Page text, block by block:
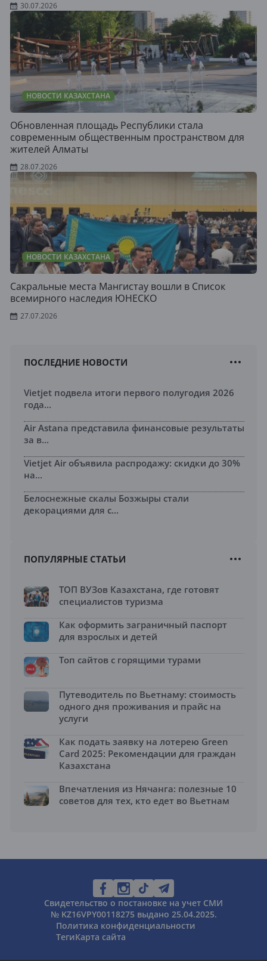
30.07.2026
НОВОСТИ КАЗАХСТАНА
Обновленная площадь Республики стала
современным общественным пространством для
жителей Алматы
28.07.2026
НОВОСТИ КАЗАХСТАНА
Сакральные места Мангистау вошли в Список
всемирного наследия ЮНЕСКО
27.07.2026
ПОСЛЕДНИЕ НОВОСТИ
Vietjet подвела итоги первого полугодия 2026
года...
Air Astana представила финансовые результаты
за в...
Vietjet Air объявила распродажу: скидки до 30%
на...
Белоснежные скалы Бозжыры стали
декорациями для с...
ПОПУЛЯРНЫЕ СТАТЬИ
ТОП ВУЗов Казахстана, где готовят
специалистов туризма
Как оформить заграничный паспорт
для взрослых и детей
Топ сайтов с горящими турами
Путеводитель по Вьетнаму: стоимость
одного дня проживания и прайс на
услуги
Как подать заявку на лотерею Green
Card 2025: Рекомендации для граждан
Казахстана
Впечатления из Нячанга: полезные 10
советов для тех, кто едет во Вьетнам
Свидетельство о постановке на учет СМИ
№ KZ16VPY00118275 выдано 25.04.2025.
Политика конфиденциальности
ТегиКарта сайта